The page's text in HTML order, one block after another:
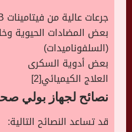
جرعات عالية من فيتامينات B والثيامين والكولين
بعض المضادات الحيوية
(السلفوناميدات)
بعض أدوية السكرى
العلاج الكيميائي[2]
نصائح لجهاز بولي
قد تساعد النصائح التالية: